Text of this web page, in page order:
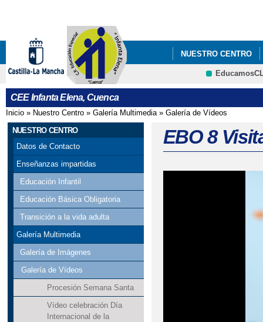
NUESTRO CENTRO
CEE Infanta Elena, Cuenca
Se encuentra usted aquí
Inicio » Nuestro Centro » Galería Multimedia» Galería de Vídeos
NUESTRO CENTRO
Datos de Contacto
Enseñanzas impartidas
Educación Infantil
Educación Básica Obligatoria
Transición a la vida adulta
Galería Multimedia
Galería de Imágenes
Galería de Vídeos
Procesión Semana Santa
Vídeo celebración Día
Internacional de la
EBO 8